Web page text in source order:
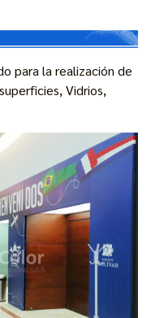
para la realización de
Vidrios,